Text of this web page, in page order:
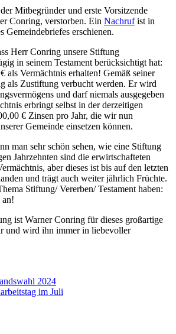
Mitbegründer und erste Vorsitzende
Conring, verstorben. Ein Nachrufist in
Gemeindebriefes erschienen.
Herr Conring unsere Stiftung
in seinem Testament berücksichtigt hat:
als Vermächtnis erhalten! Gemäß seiner
als Zustiftung verbucht werden. Er wird
und darf niemals ausgegeben
erbringt selbst in der derzeitigen
€ Zinsen pro Jahr, die wir nun
Gemeinde einsetzen können.
man sehr schön sehen, wie eine Stiftung
Jahrzehnten sind die erwirtschafteten
aber dieses ist bis auf den letzten
und trägt auch weiter jährlich Früchte.
Stiftung/ Vererben/ Testament haben:
an!
ist Warner Conring für dieses großartige
und wird ihn immer in liebevoller
2024
im Juli